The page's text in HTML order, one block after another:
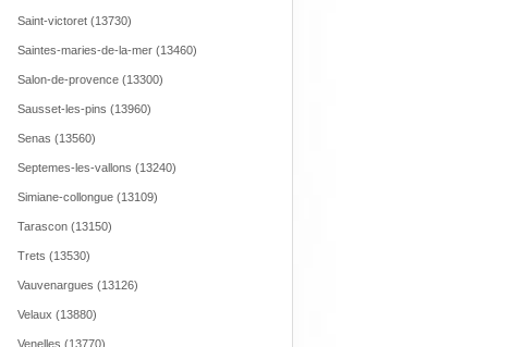
Saint-victoret (13730)
Saintes-maries-de-la-mer (13460)
Salon-de-provence (13300)
Sausset-les-pins (13960)
Senas (13560)
Septemes-les-vallons (13240)
Simiane-collongue (13109)
Tarascon (13150)
Trets (13530)
Vauvenargues (13126)
Velaux (13880)
Venelles (13770)